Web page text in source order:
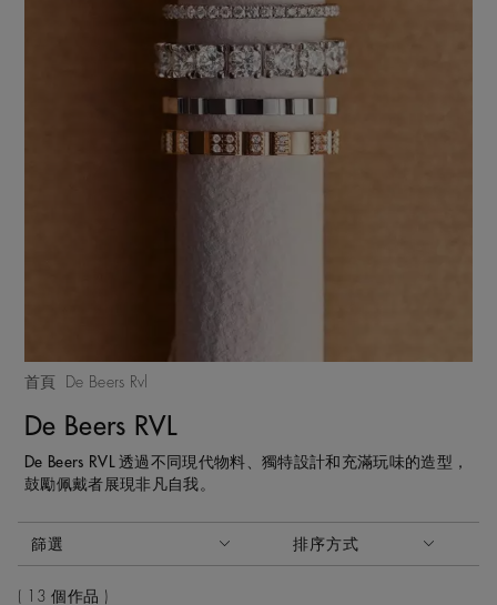
首頁 De Beers Rvl
De Beers RVL
De Beers RVL 透過不同現代物料、獨特設計和充滿玩味的造型，
鼓勵佩戴者展現非凡自我。
篩選 排序方式
排序方式
13 個作品